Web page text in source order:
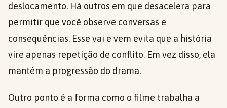
deslocamento. Há outros em que desacelera para
permitir que você observe conversas e
consequências. Esse vai e vem evita que a história
vire apenas repetição de conflito. Em vez disso, ela
mantém a progressão do drama.
Outro ponto é a forma como o filme trabalha a